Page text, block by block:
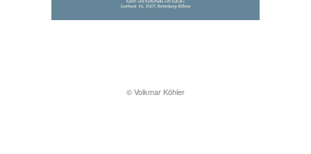
© Volkmar Köhler